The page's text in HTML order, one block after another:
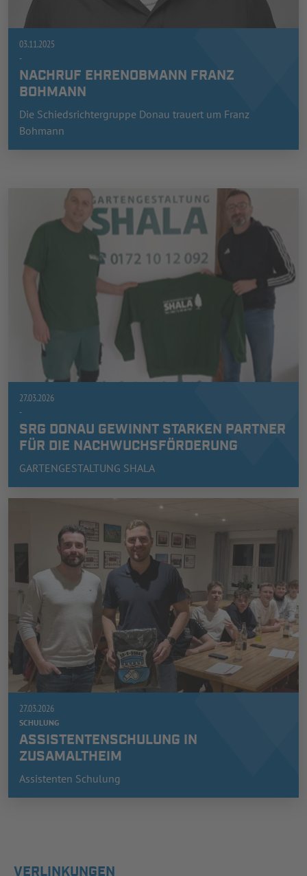
03.11.2025
-
NACHRUF EHRENOBMANN FRANZ
BOHMANN
Die Schiedsrichtergruppe Donau trauert um Franz
Bohmann
27.03.2026
-
SRG DONAU GEWINNT STARKEN PARTNER
FÜR DIE NACHWUCHSFÖRDERUNG
GARTENGESTALTUNG SHALA
27.03.2026
SCHULUNG
ASSISTENTENSCHULUNG IN
ZUSAMALTHEIM
Assistenten Schulung
VERLINKUNGEN